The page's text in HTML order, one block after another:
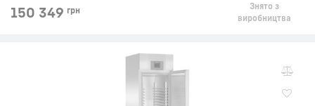
150 349 грн
Знято з
виробництва